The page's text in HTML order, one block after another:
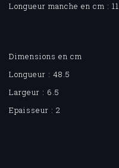
Longueur manche en cm : 11
Dimensions en cm
Longueur : 48.5
Largeur : 6.5
Epaisseur : 2